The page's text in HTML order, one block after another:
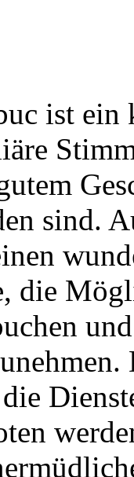
ist ein
sind.
die